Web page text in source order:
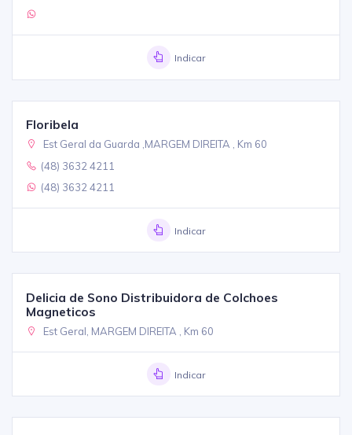
Indicar
Floribela
Est Geral da Guarda ,MARGEM DIREITA , Km 60
(48) 3632 4211
(48) 3632 4211
Indicar
Delicia de Sono Distribuidora de Colchoes
Magneticos
Est Geral, MARGEM DIREITA , Km 60
Indicar